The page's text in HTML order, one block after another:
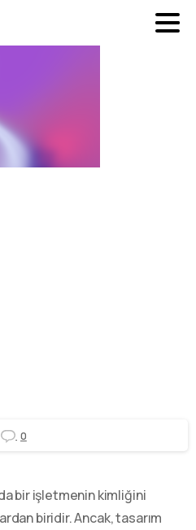
0
bir işletmenin kimliğini
biridir. Ancak, tasarım